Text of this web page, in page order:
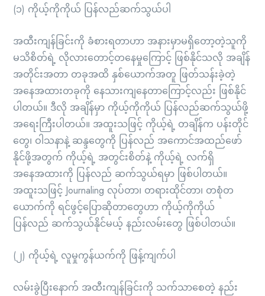
(၁) ကိုယ့်ကိုကိုယ် ပြန်လည်ဆက်သွယ်ပါ
အထီးကျန်ခြင်းကို ခံစားရတာဟာ အနားမှာမရှိတော့တဲ့သူကို
မသိစိတ်ရဲ့ လိုလားတောင့်တနေမှုကြောင့် ဖြစ်နိုင်သလို အချိန်
အတိုင်းအတာ တခုအထိ နှစ်ယောက်အတူ ဖြတ်သန်းခဲ့တဲ့
အနေအထားတခုကို နေသားကျနေတာကြောင့်လည်း ဖြစ်နိုင်
ပါတယ်။ ဒီလို အချိန်မှာ ကိုယ့်ကိုကိုယ် ပြန်လည်ဆက်သွယ်ဖို့
အရေးကြီးပါတယ်။ အထူးသဖြင့် ကိုယ့်ရဲ့ တချိန်က ပန်းတိုင်
တွေ၊ ဝါသနာနဲ့ ဆန္ဒတွေကို ပြန်လည် အကောင်အထည်ဖော်
နိုင်ဖို့အတွက် ကိုယ့်ရဲ့ အတွင်းစိတ်နဲ့ ကိုယ့်ရဲ့ လက်ရှိ
အနေအထားကို ပြန်လည် ဆက်သွယ်ရမှာ ဖြစ်ပါတယ်။
အထူးသဖြင့် Journaling လုပ်တာ၊ တရားထိုင်တာ၊ တစုံတ
ယောက်ကို ရင်ဖွင့်ပြောဆိုတာတွေဟာ ကိုယ့်ကိုကိုယ်
ပြန်လည် ဆက်သွယ်နိုင်မယ့် နည်းလမ်းတွေ ဖြစ်ပါတယ်။
(၂) ကိုယ့်ရဲ့ လူမှုကွန်ယက်ကို ဖြန့်ကျက်ပါ
လမ်းခွဲပြီးနောက် အထီးကျန်ခြင်းကို သက်သာစေတဲ့ နည်း